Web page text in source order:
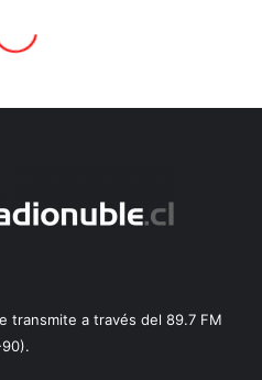
transmite a través del 89.7 FM